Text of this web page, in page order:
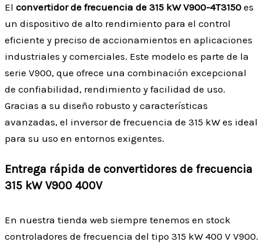
El convertidor de frecuencia de 315 kW V900-4T3150 es
un dispositivo de alto rendimiento para el control
eficiente y preciso de accionamientos en aplicaciones
industriales y comerciales. Este modelo es parte de la
serie V900, que ofrece una combinación excepcional
de confiabilidad, rendimiento y facilidad de uso.
Gracias a su diseño robusto y características
avanzadas, el inversor de frecuencia de 315 kW es ideal
para su uso en entornos exigentes.
Entrega rápida de convertidores de frecuencia
315 kW V900 400V
En nuestra tienda web siempre tenemos en stock
controladores de frecuencia del tipo 315 kW 400 V V900.